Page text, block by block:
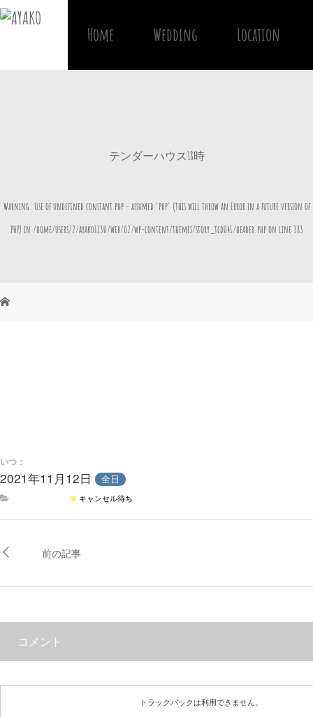
Home Wedding Location
テンダーハウス18時
Warning: Use of undefined constant php - assumed 'php' (this will throw an Error in a future version of
PHP) in /home/users/2/ayako1130/web/02/wp-content/themes/story_tcd041/header.phpon line 383
いつ：
2021年11月12日 全日
キャンセル待ち
前の記事
コメント
トラックバックは利用できません。